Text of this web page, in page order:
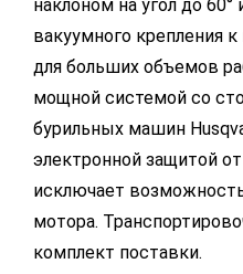
наклоном на угол до
вакуумного крепления
для больших объемов
мощной системой со
бурильных машин
электронной защитой
исключает
мотора.
комплект поставки.